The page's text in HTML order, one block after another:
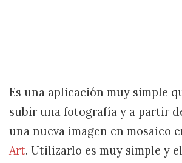
Es una aplicación muy simple
subir una fotografía y a partir
una nueva imagen en mosaico
Art. Utilizarlo es muy simple y